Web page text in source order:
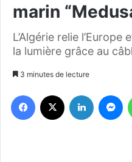
marin
L’Algérie relie l’Europe
la lumière grâce au
3 minutes de lecture